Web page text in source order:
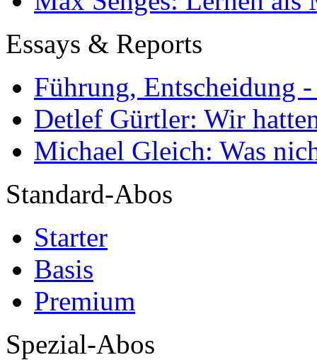
Essays & Reports
Führung, Entscheidung
Detlef Gürtler: Wir
Michael Gleich: Was
Standard-Abos
Starter
Basis
Premium
Spezial-Abos